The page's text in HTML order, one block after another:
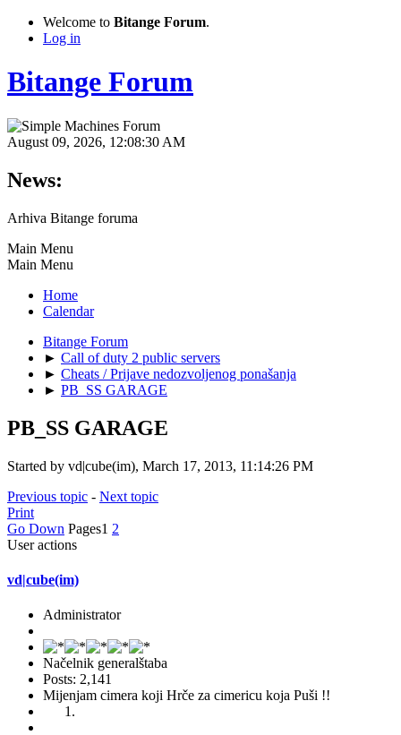
Welcome to Bitange Forum.
Log in
Bitange Forum
August 09, 2026, 12:08:30 AM
News:
Arhiva Bitange foruma
Main Menu
Main Menu
Home
Calendar
Bitange Forum
► Call of duty 2 public servers
► Cheats / Prijave nedozvoljenog ponašanja
► PB_SS GARAGE
PB_SS GARAGE
Started by vd|cube(im), March 17, 2013, 11:14:26 PM
Previous topic - Next topic
Print
Go Down Pages1 2
User actions
vd|cube(im)
Administrator
Načelnik generalštaba
Posts: 2,141
Mijenjam cimera koji Hrče za cimericu koja Puši !!